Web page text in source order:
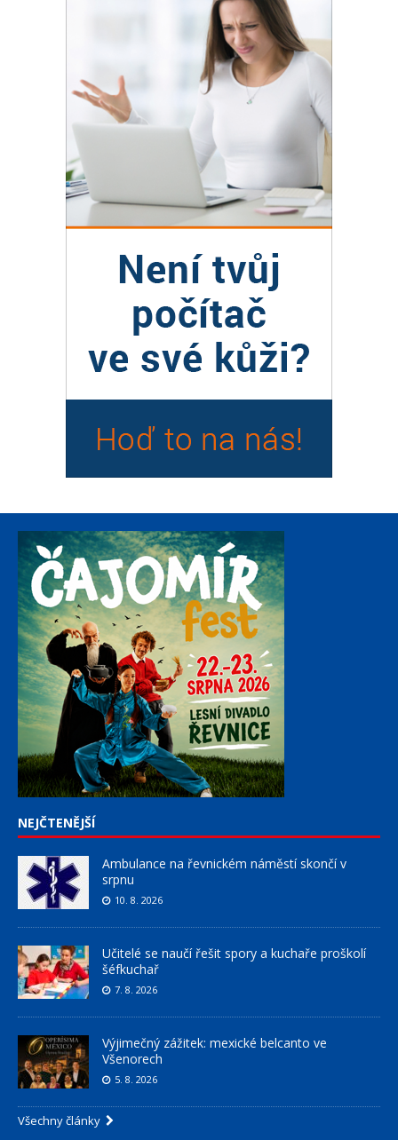
NEJČTENĚJŠÍ
Ambulance na řevnickém náměstí skončí v
srpnu
10. 8. 2026
Učitelé se naučí řešit spory a kuchaře proškolí
šéfkuchař
7. 8. 2026
Výjimečný zážitek: mexické belcanto ve
Všenorech
5. 8. 2026
Všechny články